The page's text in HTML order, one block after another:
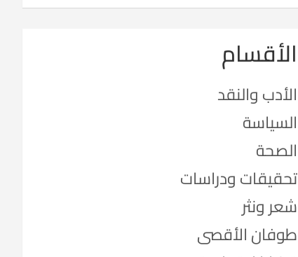
الأقسام
الأدب والنقد
السياسة
الصحة
تحقيقات ودراسات
شعر ونثر
طوفان الأقصى